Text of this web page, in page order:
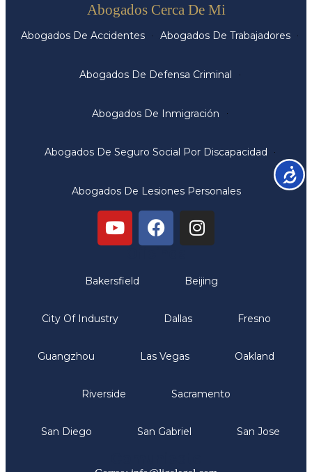
Abogados Cerca De Mi
Abogados De Accidentes Abogados De Trabajadores
Abogados De Defensa Criminal
Abogados De Inmigración
Abogados De Seguro Social Por Discapacidad
Abogados De Lesiones Personales
Bakersfield Beijing
City Of Industry Dallas Fresno
Guangzhou Las Vegas Oakland
Riverside Sacramento
San Diego San Gabriel San Jose